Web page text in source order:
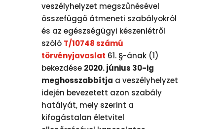
veszélyhelyzet megszűnésével
összefüggő átmeneti szabályokról
és az egészségügyi készenlétről
szóló T/10748 számú
törvényjavaslat 61. §-ának (1)
bekezdése 2020. június 30-ig
meghosszabbítja a veszélyhelyzet
idején bevezetett azon szabály
hatályát, mely szerint a
kifogástalan életvitel